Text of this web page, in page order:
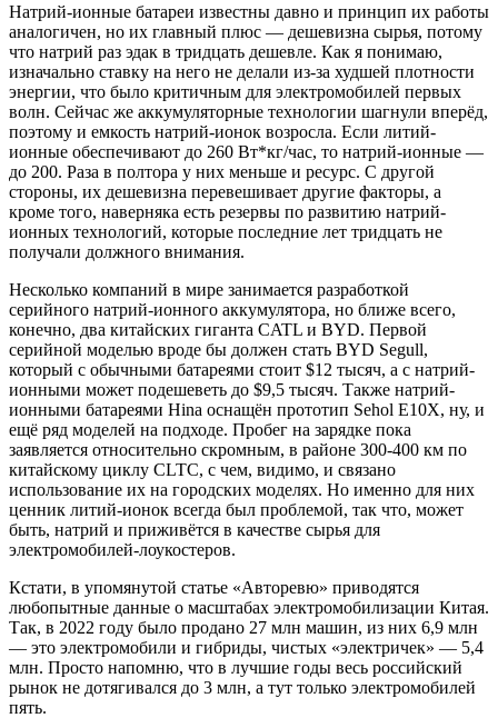
Натрий-ионные батареи известны давно и принцип их работы
аналогичен, но их главный плюс — дешевизна сырья, потому
что натрий раз эдак в тридцать дешевле. Как я понимаю,
изначально ставку на него не делали из-за худшей плотности
энергии, что было критичным для электромобилей первых
волн. Сейчас же аккумуляторные технологии шагнули вперёд,
поэтому и емкость натрий-ионок возросла. Если литий-
ионные обеспечивают до 260 Вт*кг/час, то натрий-ионные —
до 200. Раза в полтора у них меньше и ресурс. С другой
стороны, их дешевизна перевешивает другие факторы, а
кроме того, наверняка есть резервы по развитию натрий-
ионных технологий, которые последние лет тридцать не
получали должного внимания.
Несколько компаний в мире занимается разработкой
серийного натрий-ионного аккумулятора, но ближе всего,
конечно, два китайских гиганта CATL и BYD. Первой
серийной моделью вроде бы должен стать BYD Segull,
который с обычными батареями стоит $12 тысяч, а с натрий-
ионными может подешеветь до $9,5 тысяч. Также натрий-
ионными батареями Hina оснащён прототип Sehol E10X, ну, и
ещё ряд моделей на подходе. Пробег на зарядке пока
заявляется относительно скромным, в районе 300-400 км по
китайскому циклу CLTC, с чем, видимо, и связано
использование их на городских моделях. Но именно для них
ценник литий-ионок всегда был проблемой, так что, может
быть, натрий и приживётся в качестве сырья для
электромобилей-лоукостеров.
Кстати, в упомянутой статье «Авторевю» приводятся
любопытные данные о масштабах электромобилизации Китая.
Так, в 2022 году было продано 27 млн машин, из них 6,9 млн
— это электромобили и гибриды, чистых «электричек» — 5,4
млн. Просто напомню, что в лучшие годы весь российский
рынок не дотягивался до 3 млн, а тут только электромобилей
пять.